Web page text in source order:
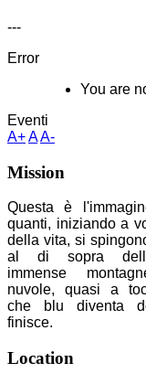
---
Error
You are
Eventi
A+AA-
Mission
Questa è
quanti, iniziando a
della vita, si
al di sopra
immense
nuvole, quasi a
che blu diventa
finisce.
Location